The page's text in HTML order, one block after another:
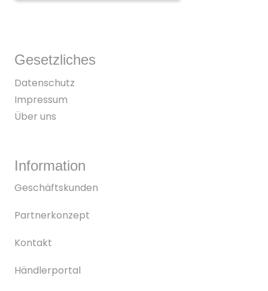
Gesetzliches
Datenschutz
Impressum
Über uns
Information
Geschäftskunden
Partnerkonzept
Kontakt
Händlerportal